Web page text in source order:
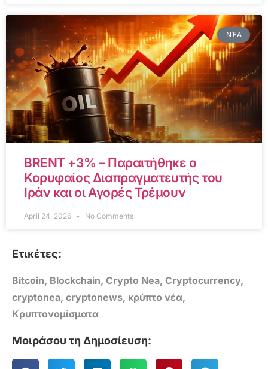
ΝΈΑ
BRENT +3% – Παραιτήθηκε ο
Κορυφαίος Διαπραγματευτής του
Ιράν και οι Αγορές Τρέμουν
April 24, 2026 No Comments
Ετικέτες:
Bitcoin, Blockchain, Crypto Nea, Cryptocurrency,
cryptonea, cryptonews, κρύπτο νέα,
Κρυπτονομίσματα
Μοιράσου τη Δημοσίευση: